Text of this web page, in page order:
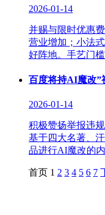
2026-01-14
并赐与限时优惠
营业增加；小法
好阵地。手艺门
百度将持AI魔改”
2026-01-14
积极赞扬举报违
基于四大名著、
品进行AI魔改的
首页 1 2 3 4 5 6 7